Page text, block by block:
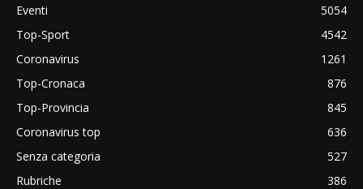
Eventi
5054
Top-Sport
4542
Coronavirus
1261
Top-Cronaca
876
Top-Provincia
845
Coronavirus top
636
Senza categoria
527
Rubriche
386